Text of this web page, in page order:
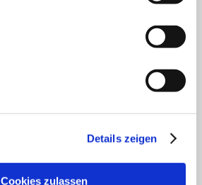
Details zeigen
Cookies zulassen